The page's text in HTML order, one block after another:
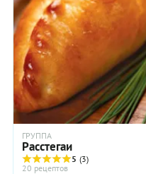
ГРУППА
Расстегаи
5 (3)
20 рецептов